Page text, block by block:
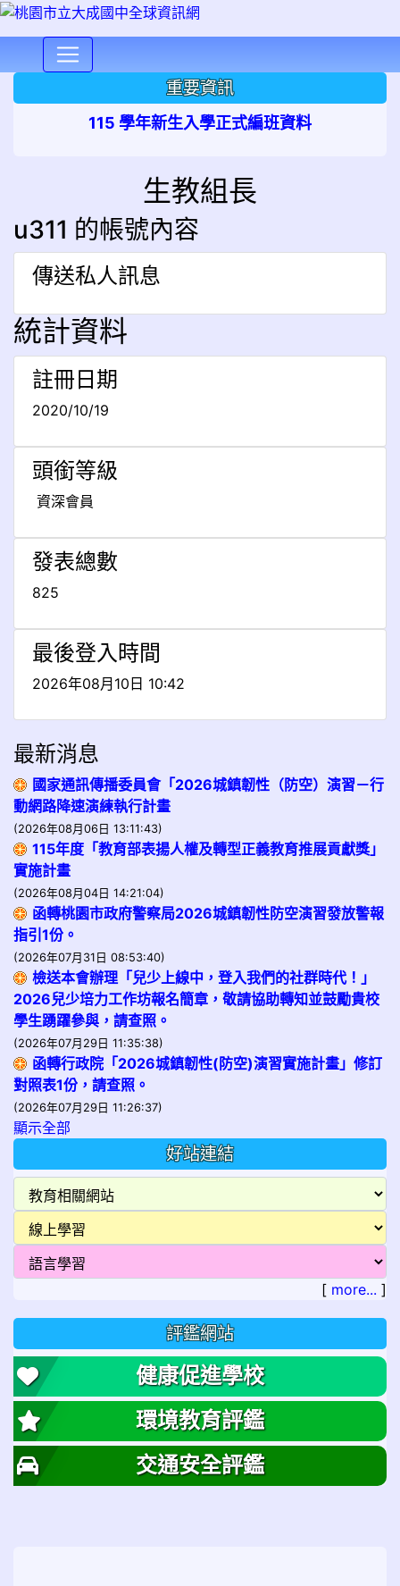
重要資訊
115 學年新生入學正式編班資料
生教組長
u311 的帳號內容
傳送私人訊息
統計資料
註冊日期
2020/10/19
頭銜等級
資深會員
發表總數
825
最後登入時間
2026年08月10日 10:42
最新消息
國家通訊傳播委員會「2026城鎮韌性（防空）演習－行
動網路降速演練執行計畫
(2026年08月06日 13:11:43)
115年度「教育部表揚人權及轉型正義教育推展貢獻獎」
實施計畫
(2026年08月04日 14:21:04)
函轉桃園市政府警察局2026城鎮韌性防空演習發放警報
指引1份。
(2026年07月31日 08:53:40)
檢送本會辦理「兒少上線中，登入我們的社群時代！」
2026兒少培力工作坊報名簡章，敬請協助轉知並鼓勵貴校
學生踴躍參與，請查照。
(2026年07月29日 11:35:38)
函轉行政院「2026城鎮韌性(防空)演習實施計畫」修訂
對照表1份，請查照。
(2026年07月29日 11:26:37)
顯示全部
好站連結
[ more... ]
評鑑網站
健康促進學校
環境教育評鑑
交通安全評鑑